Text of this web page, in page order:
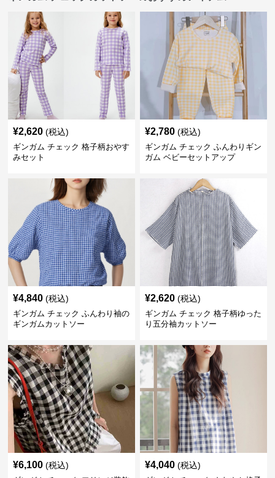
¥2,620 (税込)
ギンガム チェック 格子柄おやす
みセット
¥2,780 (税込)
ギンガム チェック ふんわりギン
ガム ベビーセットアップ
¥4,840 (税込)
ギンガム チェック ふんわり袖の
ギンガムカットソー
¥2,620 (税込)
ギンガム チェック 格子柄ゆった
り五分袖カットソー
¥6,100 (税込) ¥4,040 (税込)